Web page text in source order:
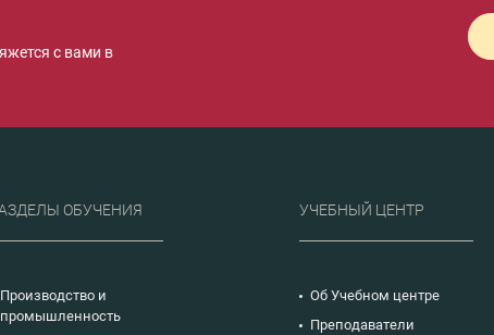
с вами в
ОБУЧЕНИЯ
Производство и
промышленность
УЧЕБНЫЙ ЦЕНТР
Об Учебном центре
Преподаватели